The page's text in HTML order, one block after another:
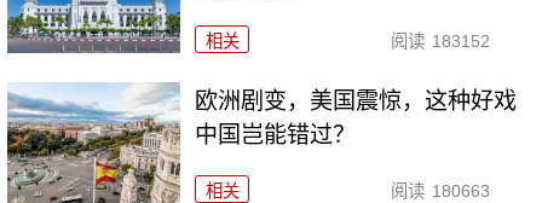
相关 阅读 183152
欧洲剧变，美国震惊，这种好戏
中国岂能错过？
相关 阅读 180663